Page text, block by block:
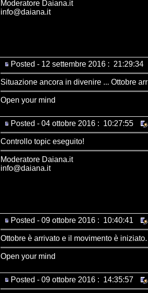
Moderatore Daiana.it
info@daiana.it
Posted - 12 settembre 2016 : 21:29:34
Situazione ancora in divenire ... Ottobre
Open your mind
Posted - 04 ottobre 2016 : 10:27:55
Controllo topic eseguito!
Moderatore Daiana.it
info@daiana.it
Posted - 09 ottobre 2016 : 10:40:41
Ottobre è arrivato e il movimento è
Open your mind
Posted - 09 ottobre 2016 : 14:35:57